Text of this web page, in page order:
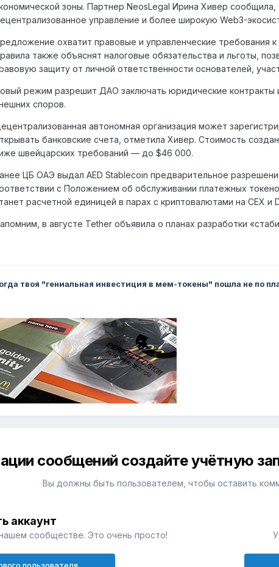
зоны. Партнер NeosLegal Ирина Хивер
управление и более широкую Web3-
охватит правовые и управленческие требования
также объяснят налоговые обязательства и льготы,
защиту от личной ответственности основателей,
режим разрешит ДАО заключать юридические контракты
споров.
автономная организация может
банковские счета, отметила Хивер. Стоимость
швейцарских требований — до $46 000.
ЦБ ОАЭ выдал AED Stablecoin предварительное
с Положением об обслуживании платежных
расчетной единицей в парах с криптовалютами на CEX
в августе Tether объявила о планах разработки
твоя "гениальная инвестиция в мем-токены" пошла не по
сообщений создайте учётную
Вы должны быть пользователем, чтобы оставить
аккаунт
сообществе. Это очень просто!